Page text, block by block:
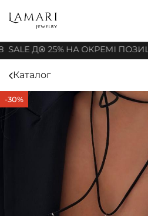
SALE ДО 25% НА ОКРЕМІ
Каталог
-30%